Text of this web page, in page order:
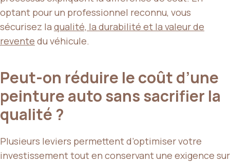
optant pour un professionnel reconnu, vous
sécurisez la qualité, la durabilité et la valeur de
revente du véhicule.
Peut-on réduire le coût d’une
peinture auto sans sacrifier la
qualité ?
Plusieurs leviers permettent d’optimiser votre
investissement tout en conservant une exigence sur